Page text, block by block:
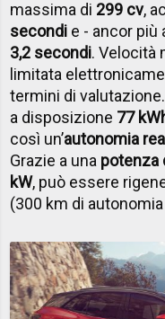
massima di 299 cv,
secondi e - ancor
3,2 secondi. Velocità
limitata
termini di
a disposizione 77
così un’autonomia
Grazie a una potenza
kW, può essere
(300 km di